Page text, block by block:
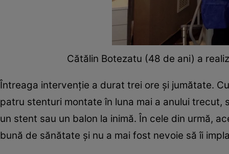
Cătălin Botezatu (48 de ani) a
Întreaga intervenție a durat trei ore și jumătate.
patru stenturi montate în luna mai a anului
un stent sau un balon la inimă. În cele din urmă,
bună de sănătate și nu a mai fost nevoie să îi